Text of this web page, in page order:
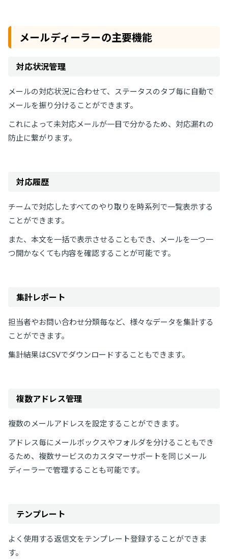
メールディーラーの主要機能
対応状況管理
メールの対応状況に合わせて、ステータスのタブ毎に自動で
メールを振り分けることができます。
これによって未対応メールが一目で分かるため、対応漏れの
防止に繋がります。
対応履歴
チームで対応したすべてのやり取りを時系列で一覧表示する
ことができます。
また、本文を一括で表示させることもでき、メールを一つ一
つ開かなくても内容を確認することが可能です。
集計レポート
担当者やお問い合わせ分類毎など、様々なデータを集計する
ことができます。
集計結果はCSVでダウンロードすることもできます。
複数アドレス管理
複数のメールアドレスを設定することができます。
アドレス毎にメールボックスやフォルダを分けることもでき
るため、複数サービスのカスタマーサポートを同じメール
ディーラーで管理することも可能です。
テンプレート
よく使用する返信文をテンプレート登録することができま
す。